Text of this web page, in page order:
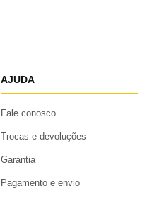
AJUDA
Fale conosco
Trocas e devoluções
Garantia
Pagamento e envio